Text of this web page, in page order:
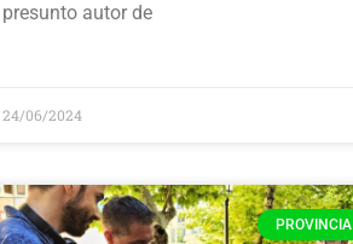
presunto autor de
24/06/2024
PROVINCIA